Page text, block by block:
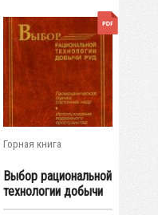
Горная книга
Выбор рациональной
технологии добычи
руд....